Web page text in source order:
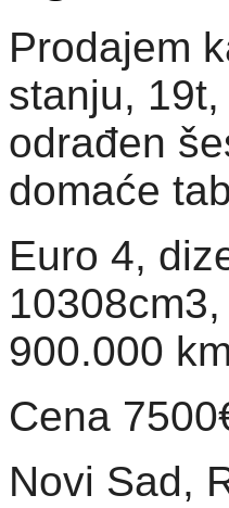
Prodajem
stanju,
odrađen
domaće
Euro 4,
900.000 km
Cena
Novi Sad,